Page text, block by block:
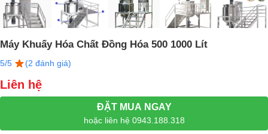
Máy Khuấy Hóa Chất Đồng Hóa 500 1000 Lít
5/5 (2 đánh giá)
Liên hệ
ĐẶT MUA NGAY
hoặc liên hệ 0943.188.318